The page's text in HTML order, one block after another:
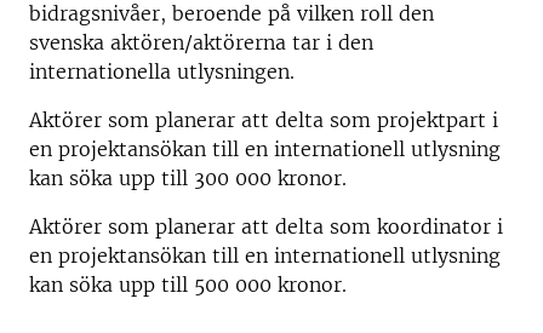
bidragsnivåer, beroende på vilken roll den
svenska aktören/aktörerna tar i den
internationella utlysningen.
Aktörer som planerar att delta som projektpart i
en projektansökan till en internationell utlysning
kan söka upp till 300 000 kronor.
Aktörer som planerar att delta som koordinator i
en projektansökan till en internationell utlysning
kan söka upp till 500 000 kronor.